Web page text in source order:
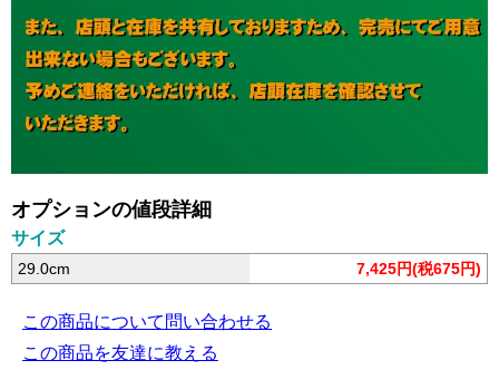
オプションの値段詳細
サイズ
29.0cm 7,425円(税675円)
この商品について問い合わせる
この商品を友達に教える